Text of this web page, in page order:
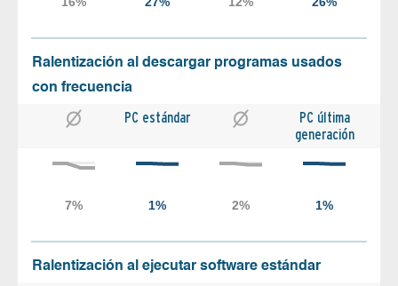
Ralentización al descargar programas usados
con frecuencia
PC estándar
PC última
generación
Ralentización al ejecutar software estándar